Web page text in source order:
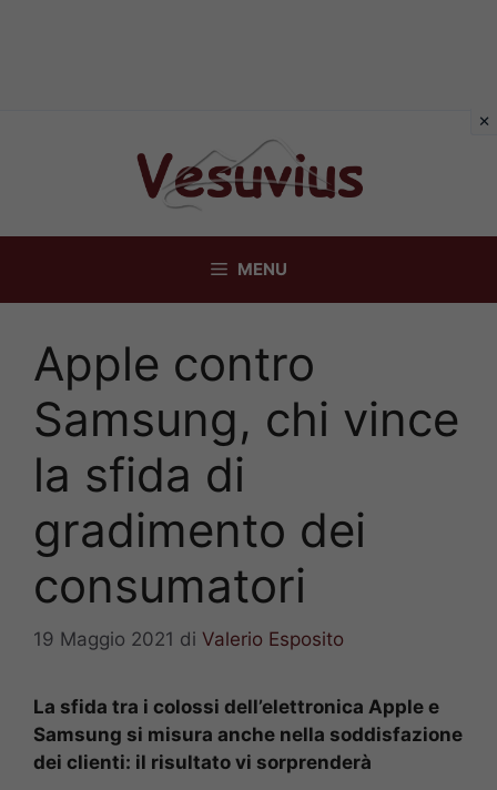
MENU
Apple contro
Samsung, chi vince
la sfida di
gradimento dei
consumatori
19 Maggio 2021 di Valerio Esposito
La sfida tra i colossi dell’elettronica Apple e
Samsung si misura anche nella soddisfazione
dei clienti: il risultato vi sorprenderà